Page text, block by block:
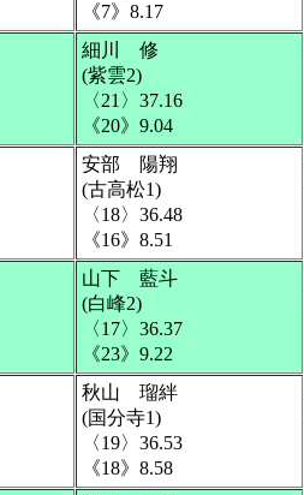
《7》8.17
細川 修
(紫雲2)
〈21〉37.16
《20》9.04
安部 陽翔
(古高松1)
〈18〉36.48
《16》8.51
山下 藍斗
(白峰2)
〈17〉36.37
《23》9.22
秋山 瑠絆
(国分寺1)
〈19〉36.53
《18》8.58